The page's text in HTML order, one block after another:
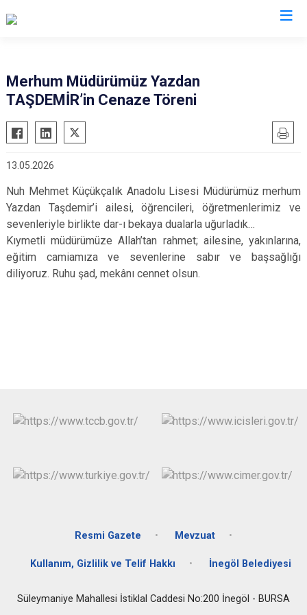
Büyükorhan
Gemlik
Harmancık
İnegöl
İznik
Karacabey
Keles
Kestel
Mustafakemalpaşa
Orhangazi
Osmangazi
Yenişehir
Yıldırım
Merhum Müdürümüz Yazdan
TAŞDEMİR’in Cenaze Töreni
13.05.2026
Nuh Mehmet Küçükçalık Anadolu Lisesi Müdürümüz merhum
Yazdan Taşdemir’i ailesi, öğrencileri, öğretmenlerimiz ve
sevenleriyle birlikte dar-ı bekaya dualarla uğurladık…
Kıymetli müdürümüze Allah’tan rahmet; ailesine, yakınlarına,
eğitim camiamıza ve sevenlerine sabır ve başsağlığı
diliyoruz. Ruhu şad, mekânı cennet olsun.
Resmi Gazete Mevzuat
Kullanım, Gizlilik ve Telif Hakkı İnegöl Belediyesi
Süleymaniye Mahallesi İstiklal Caddesi No:200 İnegöl - BURSA